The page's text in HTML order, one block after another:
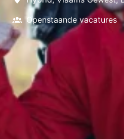
Openstaande vacatures